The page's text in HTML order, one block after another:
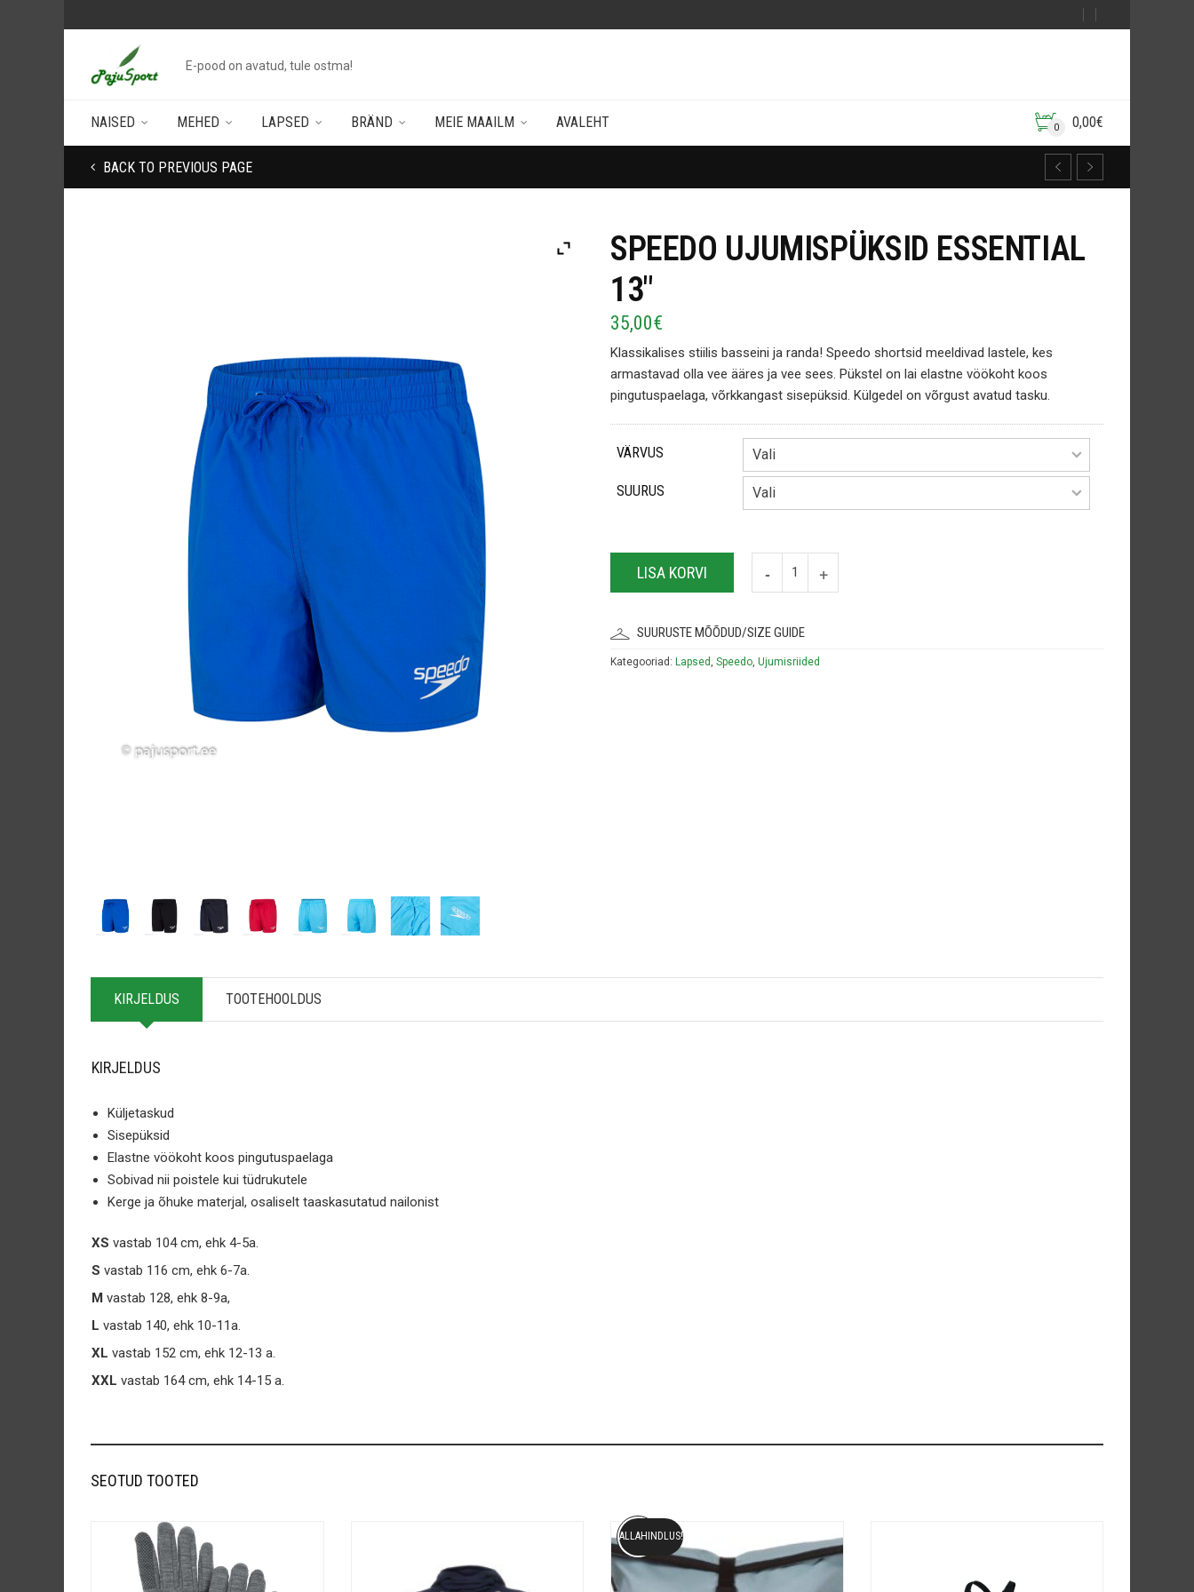
E-pood on avatud, tule ostma!
NAISED MEHED LAPSED BRÄND MEIE MAAILM AVALEHT 0 0,00€
BACK TO PREVIOUS PAGE
SPEEDO UJUMISPÜKSID ESSENTIAL
13″
35,00€
Klassikalises stiilis basseini ja randa! Speedo shortsid meeldivad lastele, kes
armastavad olla vee ääres ja vee sees. Pükstel on lai elastne vöökoht koos
pingutuspaelaga, võrkkangast sisepüksid. Külgedel on võrgust avatud tasku.
VÄRVUS
SUURUS
LISA KORVI
SUURUSTE MÕÕDUD/SIZE GUIDE
Kategooriad: Lapsed, Speedo, Ujumisriided
KIRJELDUS TOOTEHOOLDUS
KIRJELDUS
Küljetaskud
Sisepüksid
Elastne vöökoht koos pingutuspaelaga
Sobivad nii poistele kui tüdrukutele
Kerge ja õhuke materjal, osaliselt taaskasutatud nailonist
XS vastab 104 cm, ehk 4-5a.
S vastab 116 cm, ehk 6-7a.
M vastab 128, ehk 8-9a,
L vastab 140, ehk 10-11a.
XL vastab 152 cm, ehk 12-13 a.
XXL vastab 164 cm, ehk 14-15 a.
SEOTUD TOOTED
ALLAHINDLUS!